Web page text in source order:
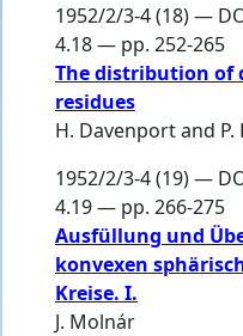
1952/2/3-4 (18) —
4.18 — pp. 252-265
The distribution of
residues
H. Davenportand
1952/2/3-4 (19) —
4.19 — pp. 266-275
Ausfüllung und
konvexen
Kreise. I.
J. Molnár